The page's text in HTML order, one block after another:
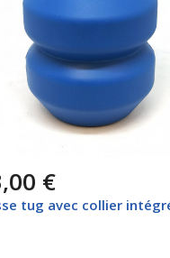
€
tug avec collier